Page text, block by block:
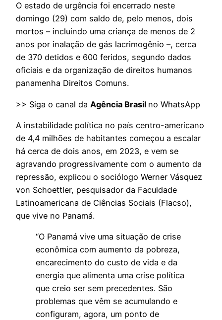
O estado de urgência foi encerrado neste
domingo (29) com saldo de, pelo menos, dois
mortos – incluindo uma criança de menos de 2
anos por inalação de gás lacrimogênio –, cerca
de 370 detidos e 600 feridos, segundo dados
oficiais e da organização de direitos humanos
panamenha Direitos Comuns.
>> Siga o canal da Agência Brasil no WhatsApp
A instabilidade política no país centro-americano
de 4,4 milhões de habitantes começou a escalar
há cerca de dois anos, em 2023, e vem se
agravando progressivamente com o aumento da
repressão, explicou o sociólogo Werner Vásquez
von Schoettler, pesquisador da Faculdade
Latinoamericana de Ciências Sociais (Flacso),
que vive no Panamá.
“O Panamá vive uma situação de crise
econômica com aumento da pobreza,
encarecimento do custo de vida e da
energia que alimenta uma crise política
que creio ser sem precedentes. São
problemas que vêm se acumulando e
configuram, agora, um ponto de